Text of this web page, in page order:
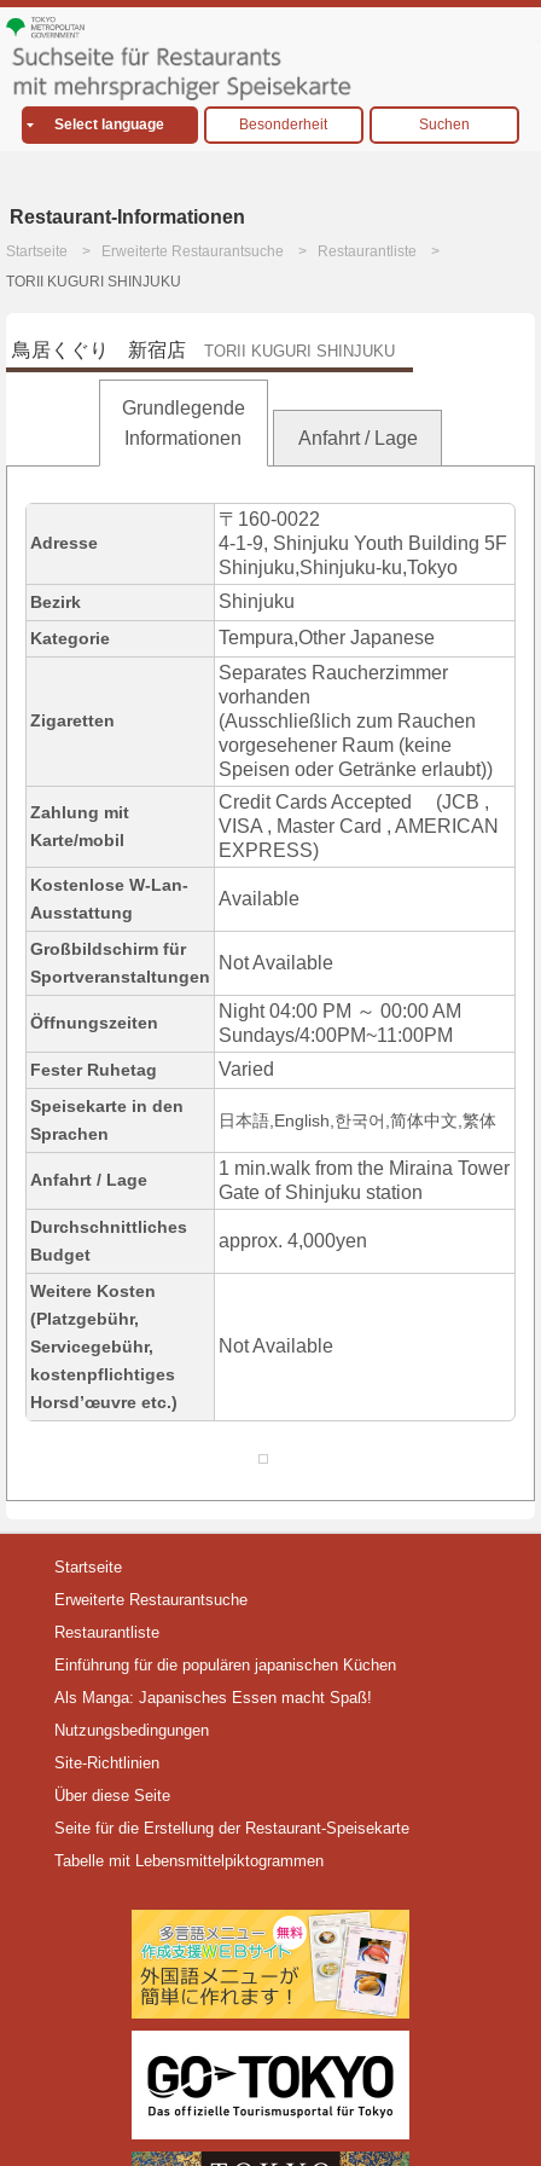
Select language Besonderheit Suchen
Restaurant-Informationen
Startseite Erweiterte Restaurantsuche
Restaurantliste
TORII KUGURI SHINJUKU
鳥居くぐり 新宿店 TORII KUGURI SHINJUKU
Grundlegende
Informationen
Anfahrt / Lage
Adresse
〒160-0022
4-1-9, Shinjuku Youth Building 5F
Shinjuku,Shinjuku-ku,Tokyo
Bezirk Shinjuku
Kategorie Tempura,Other Japanese
Zigaretten
Separates Raucherzimmer
vorhanden
(Ausschließlich zum Rauchen
vorgesehener Raum (keine
Speisen oder Getränke erlaubt))
Zahlung mit
Karte/mobil
Credit Cards Accepted (JCB ,
VISA , Master Card , AMERICAN
EXPRESS)
Kostenlose W-Lan-
Ausstattung
Available
Großbildschirm für
Sportveranstaltungen
Not Available
Öffnungszeiten
Night 04:00 PM ～ 00:00 AM
Sundays/4:00PM~11:00PM
Fester Ruhetag Varied
Speisekarte in den
Sprachen
日本語,English,한국어,简体中文,繁体
Anfahrt / Lage
1 min.walk from the Miraina Tower
Gate of Shinjuku station
Durchschnittliches
Budget
approx. 4,000yen
Weitere Kosten
(Platzgebühr,
Servicegebühr,
kostenpflichtiges
Horsd’œuvre etc.)
Not Available
Startseite
Erweiterte Restaurantsuche
Restaurantliste
Einführung für die populären japanischen Küchen
Als Manga: Japanisches Essen macht Spaß!
Nutzungsbedingungen
Site-Richtlinien
Über diese Seite
Seite für die Erstellung der Restaurant-Speisekarte
Tabelle mit Lebensmittelpiktogrammen